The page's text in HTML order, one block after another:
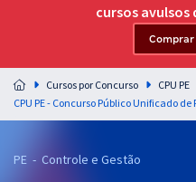
Residências
Preparação completa e intensiva
residências em saúde do Brasil
cursos avulsos
Comprar
Cursos por Concurso
CPU PE
PE - Controle e Gestão